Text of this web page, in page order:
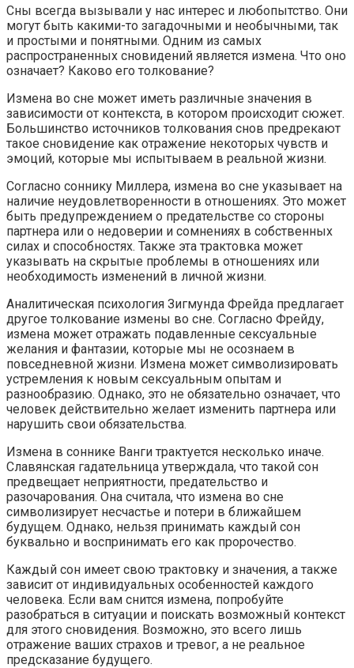
Сны всегда вызывали у нас интерес и любопытство. Они
могут быть какими-то загадочными и необычными, так
и простыми и понятными. Одним из самых
распространенных сновидений является измена. Что оно
означает? Каково его толкование?
Измена во сне может иметь различные значения в
зависимости от контекста, в котором происходит сюжет.
Большинство источников толкования снов предрекают
такое сновидение как отражение некоторых чувств и
эмоций, которые мы испытываем в реальной жизни.
Согласно соннику Миллера, измена во сне указывает на
наличие неудовлетворенности в отношениях. Это может
быть предупреждением о предательстве со стороны
партнера или о недоверии и сомнениях в собственных
силах и способностях. Также эта трактовка может
указывать на скрытые проблемы в отношениях или
необходимость изменений в личной жизни.
Аналитическая психология Зигмунда Фрейда предлагает
другое толкование измены во сне. Согласно Фрейду,
измена может отражать подавленные сексуальные
желания и фантазии, которые мы не осознаем в
повседневной жизни. Измена может символизировать
устремления к новым сексуальным опытам и
разнообразию. Однако, это не обязательно означает, что
человек действительно желает изменить партнера или
нарушить свои обязательства.
Измена в соннике Ванги трактуется несколько иначе.
Славянская гадательница утверждала, что такой сон
предвещает неприятности, предательство и
разочарования. Она считала, что измена во сне
символизирует несчастье и потери в ближайшем
будущем. Однако, нельзя принимать каждый сон
буквально и воспринимать его как пророчество.
Каждый сон имеет свою трактовку и значения, а также
зависит от индивидуальных особенностей каждого
человека. Если вам снится измена, попробуйте
разобраться в ситуации и поискать возможный контекст
для этого сновидения. Возможно, это всего лишь
отражение ваших страхов и тревог, а не реальное
предсказание будущего.